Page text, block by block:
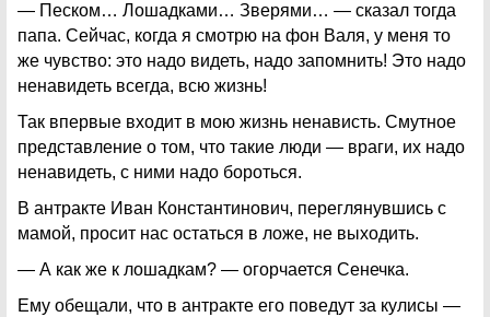
— Песком… Лошадками… Зверями… — сказал тогда
папа. Сейчас, когда я смотрю на фон Валя, у меня то
же чувство: это надо видеть, надо запомнить! Это надо
ненавидеть всегда, всю жизнь!
Так впервые входит в мою жизнь ненависть. Смутное
представление о том, что такие люди — враги, их надо
ненавидеть, с ними надо бороться.
В антракте Иван Константинович, переглянувшись с
мамой, просит нас остаться в ложе, не выходить.
— А как же к лошадкам? — огорчается Сенечка.
Ему обещали, что в антракте его поведут за кулисы —